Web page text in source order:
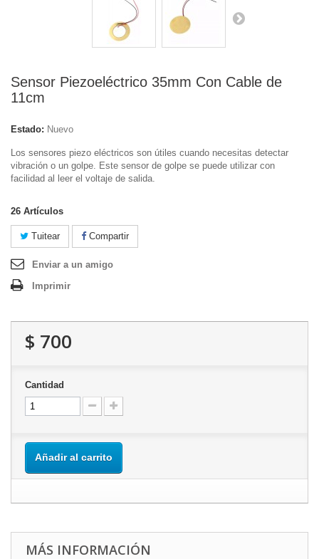
Sensor Piezoeléctrico 35mm Con Cable de
11cm
Estado: Nuevo
Los sensores piezo eléctricos son útiles cuando necesitas detectar
vibración o un golpe. Este sensor de golpe se puede utilizar con
facilidad al leer el voltaje de salida.
26 Artículos
Tuitear Compartir
Enviar a un amigo
Imprimir
$ 700
Cantidad
Añadir al carrito
MÁS INFORMACIÓN